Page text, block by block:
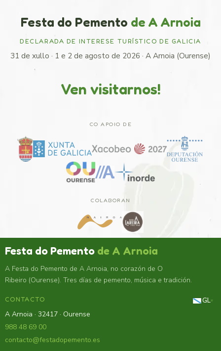
Festa do Pemento de A Arnoia
DECLARADA DE INTERESE TURÍSTICO DE GALICIA
31 de xullo · 1 e 2 de agosto de 2026 · A Arnoia (Ourense)
Ven visitarnos!
CO APOIO DE
COLABORAN
Festa do Pemento de A Arnoia
A Festa do Pemento de A Arnoia, no corazón de O
Ribeiro (Ourense). Tres días de pemento, música e tradición.
CONTACTO
A Arnoia · 32417 · Ourense
988 48 69 00
contacto@festadopemento.es
GL▾